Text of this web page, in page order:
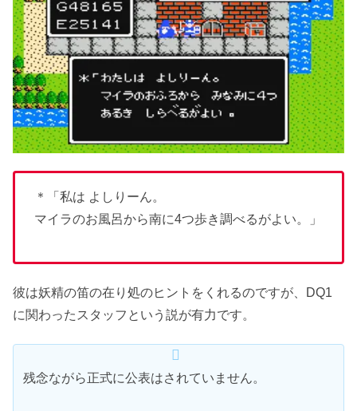
＊「私は よしりーん。
マイラのお風呂から南に4つ歩き調べるがよい。」
彼は妖精の笛の在り処のヒントをくれるのですが、DQ1
に関わったスタッフという説が有力です。
残念ながら正式に公表はされていません。